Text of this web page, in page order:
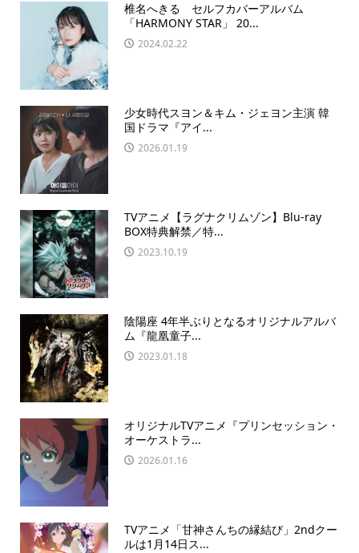
椎名へきる セルフカバーアルバム
「HARMONY STAR」 20...
2024.02.22
少女時代スヨン＆キム・ジェヨン主演 韓
国ドラマ『アイ...
2026.01.19
TVアニメ【ラグナクリムゾン】Blu-ray
BOX特典解禁／特...
2023.10.19
陰陽座 4年半ぶりとなるオリジナルアルバ
ム『龍凰童子...
2023.01.18
オリジナルTVアニメ『プリンセッション・
オーケストラ...
2026.01.16
TVアニメ「甘神さんちの縁結び」2ndクー
ルは1月14日ス...